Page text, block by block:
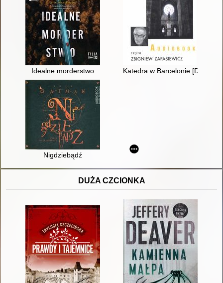
Idealne morderstwo Katedra w Barcelonie
Nigdziebądź
DUŻA CZCIONKA